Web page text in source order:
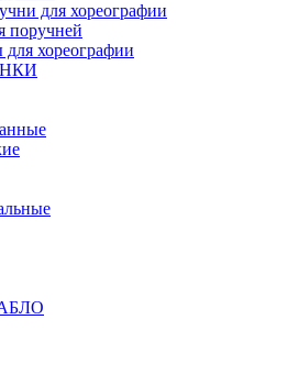
для хореографии
поручней
хореографии